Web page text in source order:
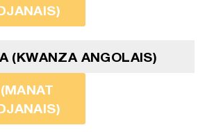
(KWANZA ANGOLAIS)